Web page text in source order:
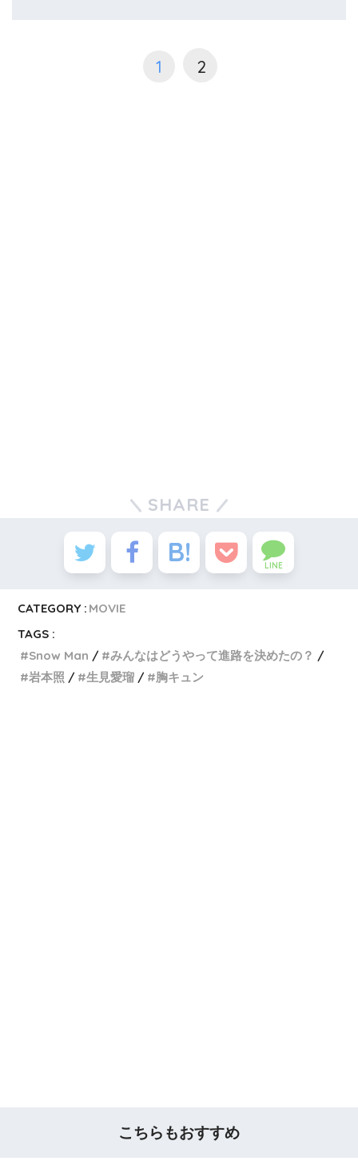
1 2
SHARE
LINE
CATEGORY : MOVIE
TAGS :
Snow Man
みんなはどうやって進路を決めたの？
岩本照
生見愛瑠 胸キュン
こちらもおすすめ